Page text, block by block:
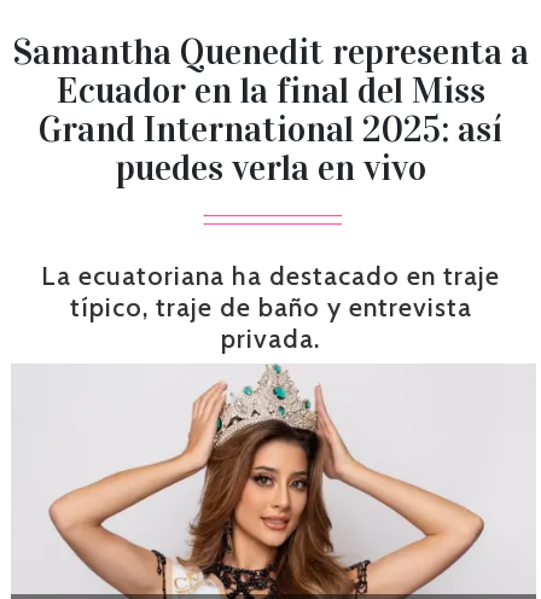
Samantha Quenedit representa a
Ecuador en la final del Miss
Grand International 2025: así
puedes verla en vivo
La ecuatoriana ha destacado en traje
típico, traje de baño y entrevista
privada.